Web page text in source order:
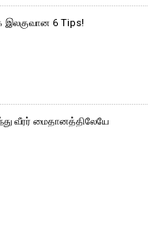
இலகுவான 6 Tips!
வீரர் மைதானத்திலேயே